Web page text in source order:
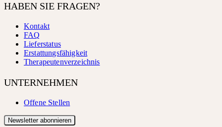
HABEN SIE FRAGEN?
Kontakt
FAQ
Lieferstatus
Erstattungsfähigkeit
Therapeutenverzeichnis
UNTERNEHMEN
Offene Stellen
Newsletter abonnieren